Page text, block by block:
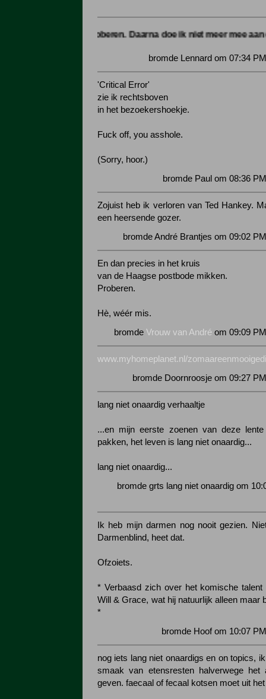
om te proberen. Daarna doe ik niet meer mee aan die
bromde Lennard om 07:34
'Critical Error'
zie ik rechtsboven
in het bezoekershoekje.
Fuck off, you asshole.
(Sorry, hoor.)
bromde Paul om 08:36
Zojuist heb ik verloren van Ted Hankey.
een heersende gozer.
bromde André Brantjes om 09:02
En dan precies in het kruis
van de Haagse postbode mikken.
Proberen.
Hè, wéér mis.
bromde Vrouw van André om 09:09
www.myhomeplanet.nl/
bromde Doornroosje om 09:27
lang niet onaardig verhaaltje
...en mijn eerste zoenen van deze
pakken, het leven is lang niet onaardig...
lang niet onaardig...
bromde grts lang niet onaardig om
Ik heb mijn darmen nog nooit gezien.
Darmenblind, heet dat.
Ofzoiets.
* Verbaasd zich over het komische talent
Will & Grace, wat hij natuurlijk alleen maar
*
bromde Hoof om 10:07
nog iets lang niet onaardigs en on topics,
smaak van etensresten halverwege het
geven. faecaal of fecaal kotsen moet uit